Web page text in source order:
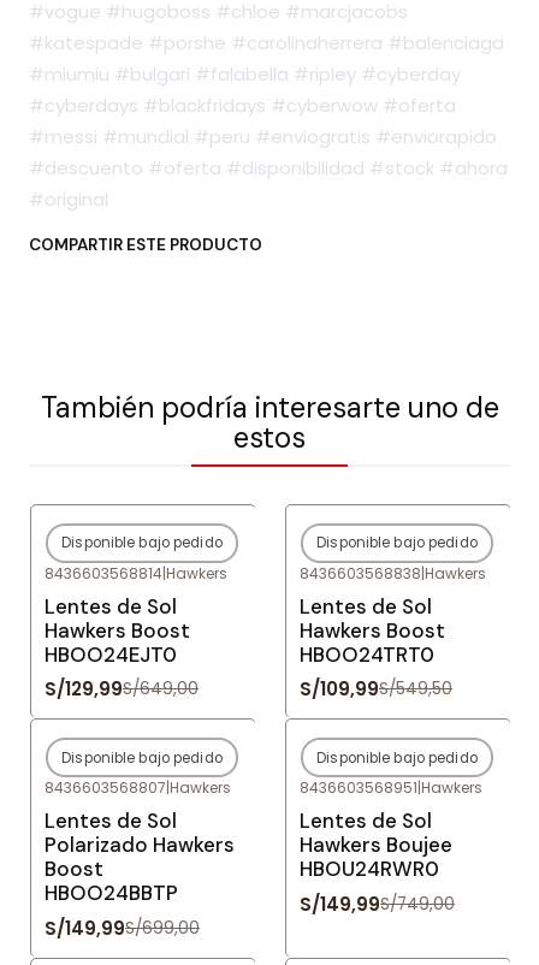
#vogue #hugoboss #chloe #marcjacobs
#katespade #porshe #carolinaherrera #balenciaga
#miumiu #bulgari #falabella #ripley #cyberday
#cyberdays #blackfridays #cyberwow #oferta
#messi #mundial #peru #enviogratis #enviorapido
#descuento #oferta #disponibilidad #stock #ahora
#original
COMPARTIR ESTE PRODUCTO
También podría interesarte uno de
estos
-80%OFF
Agotado
Disponible bajo pedido
8436603568814|Hawkers
Lentes de Sol
Hawkers Boost
HBOO24EJT0
S/129,99S/649,00
-80%OFF
Agotado
Disponible bajo pedido
8436603568838|Hawkers
Lentes de Sol
Hawkers Boost
HBOO24TRT0
S/109,99S/549,50
-79%OFF
Agotado
Disponible bajo pedido
8436603568807|Hawkers
Lentes de Sol
Polarizado Hawkers
Boost
HBOO24BBTP
S/149,99S/699,00
-80%OFF
Agotado
Disponible bajo pedido
8436603568951|Hawkers
Lentes de Sol
Hawkers Boujee
HBOU24RWR0
S/149,99S/749,00